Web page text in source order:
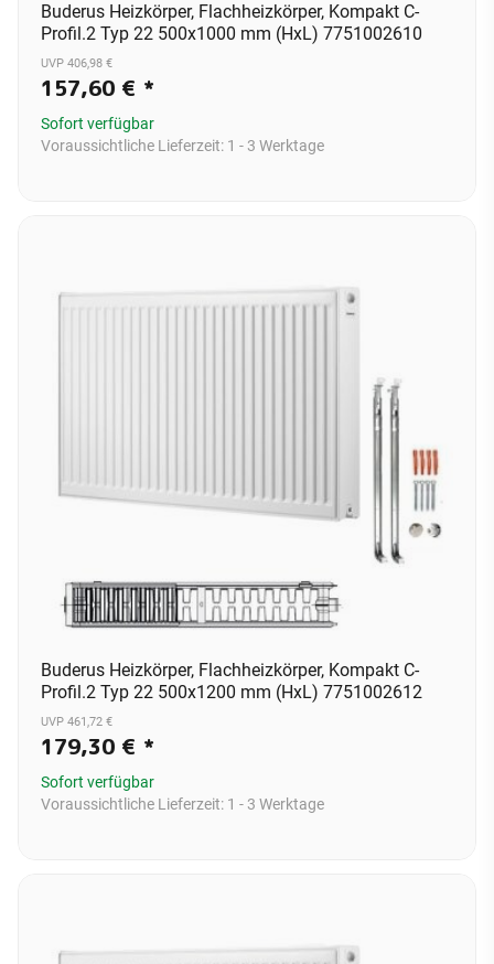
Buderus Heizkörper, Flachheizkörper, Kompakt C-
Profil.2 Typ 22 500x1000 mm (HxL) 7751002610
UVP 406,98 €
157,60 € *
Sofort verfügbar
Voraussichtliche Lieferzeit: 1 - 3 Werktage
Buderus Heizkörper, Flachheizkörper, Kompakt C-
Profil.2 Typ 22 500x1200 mm (HxL) 7751002612
UVP 461,72 €
179,30 € *
Sofort verfügbar
Voraussichtliche Lieferzeit: 1 - 3 Werktage